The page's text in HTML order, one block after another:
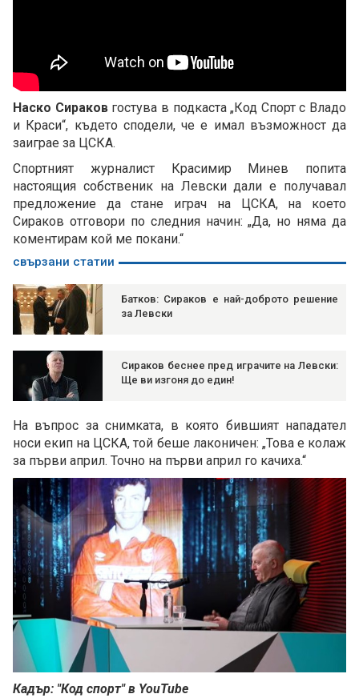
Наско Сираковгостува в подкаста „Код Спорт с Владо
и Краси“, където сподели, че е имал възможност да
заиграе за ЦСКА.
Спортният журналист Красимир Минев попита
настоящия собственик на Левски дали е получавал
предложение да стане играч на ЦСКА, на което
Сираков отговори по следния начин: „Да, но няма да
коментирам кой ме покани.“
свързани статии
Батков: Сираков е най-доброто решение
за Левски
Сираков беснее пред играчите на Левски:
Ще ви изгоня до един!
На въпрос за снимката, в която бившият нападател
носи екип на ЦСКА, той беше лаконичен: „Това е колаж
за първи април. Точно на първи април го качиха.“
Кадър: "Код спорт" в YouTube